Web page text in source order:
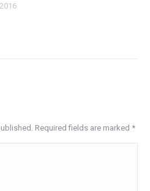
Required fields are marked *